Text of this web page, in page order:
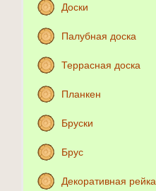
Доски
Палубная доска
Террасная доска
Планкен
Бруски
Брус
Декоративная рейка